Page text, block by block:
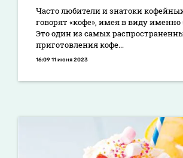
Часто любители и знатоки
говорят «кофе», имея в виду именно
Это один из самых
приготовления кофе...
16:09 11 июня 2023